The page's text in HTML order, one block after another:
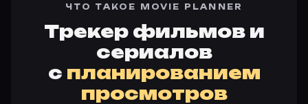
ЧТО ТАКОЕ MOVIE PLANNER
Трекер фильмов и
сериалов
с планированием
просмотров